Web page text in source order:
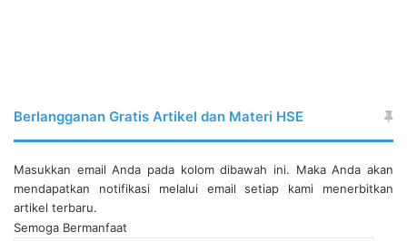
Berlangganan Gratis Artikel dan Materi HSE
Masukkan email Anda pada kolom dibawah ini. Maka Anda akan
mendapatkan notifikasi melalui email setiap kami menerbitkan
artikel terbaru.
Semoga Bermanfaat